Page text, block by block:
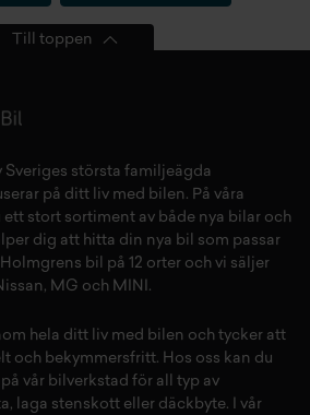
Till toppen
Sveriges största familjeägda
på ditt liv med bilen. På våra
stort sortiment av både nya bilar och
dig att hitta din nya bil som passar
bil på 12 orter och vi säljer
, MG och MINI.
hela ditt liv med bilen och tycker att
och bekymmersfritt. Hos oss kan du
vår bilverkstad för all typ av
laga stenskott eller däckbyte. I vår